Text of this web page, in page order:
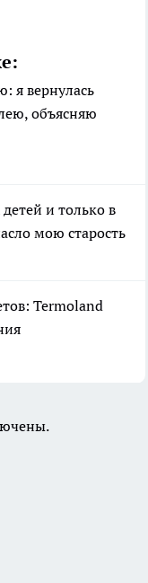
я вернулась
объясняю
и только в
мою старость
Termoland